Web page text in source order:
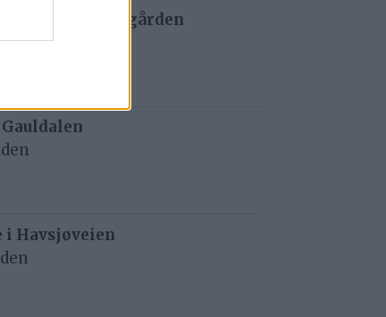
tau redder de gården
Havsjøveien